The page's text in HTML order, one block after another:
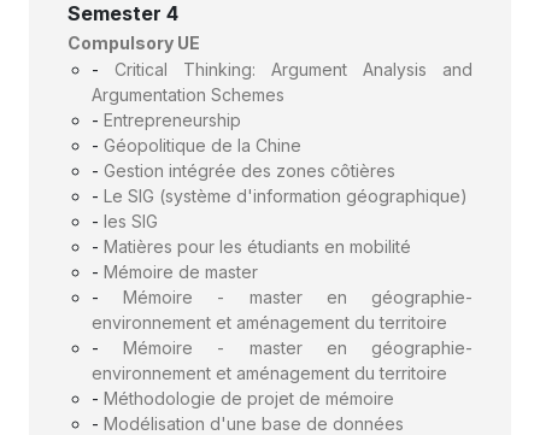
Semester 4
Compulsory UE
- Critical Thinking: Argument Analysis and
Argumentation Schemes
- Entrepreneurship
- Géopolitique de la Chine
- Gestion intégrée des zones côtières
- Le SIG (système d'information géographique)
- les SIG
- Matières pour les étudiants en mobilité
- Mémoire de master
-Mémoire - master en géographie-
environnement et aménagement du territoire
-Mémoire - master en géographie-
environnement et aménagement du territoire
- Méthodologie de projet de mémoire
- Modélisation d'une base de données